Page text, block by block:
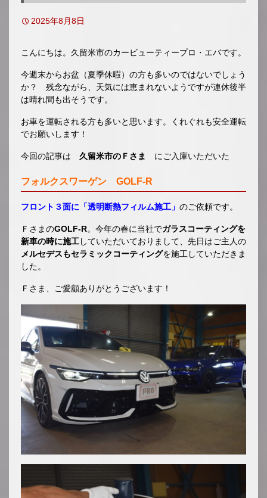
2025年8月8日
こんにちは。久留米市のカービューティープロ・エバです。
今週末からお盆（夏季休暇）の方も多いのではないでしょう
か？ 残念ながら、天気には恵まれないようですが連休後半
は晴れ間も出そうです。
お車を運転される方も多いと思います。くれぐれも安全運転
でお願いします！
今回の記事は 久留米市のＦさま にご入庫いただいた
フォルクスワーゲン GOLF-R
フロント３面に「透明断熱フィルム施工」 のご依頼です。
ＦさまのGOLF-R。今年の春に当社でガラスコーティングを
新車の時に施工していただいておりまして、先日はご主人の
メルセデスもセラミックコーティングを施工していただきま
した。
Ｆさま、ご愛顧ありがとうございます！